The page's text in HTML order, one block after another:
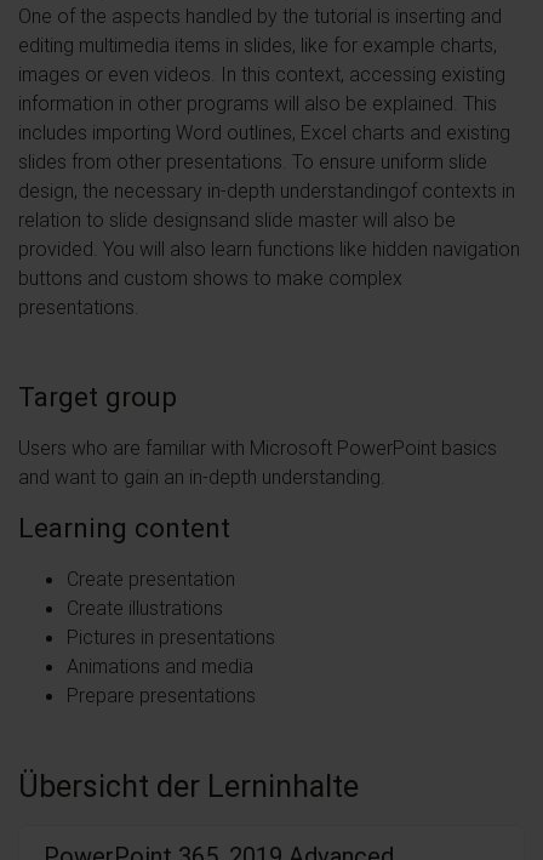
One of the aspects handled by the tutorial is inserting and
editing multimedia items in slides, like for example charts,
images or even videos. In this context, accessing existing
information in other programs will also be explained. This
includes importing Word outlines, Excel charts and existing
slides from other presentations. To ensure uniform slide
design, the necessary in-depth understandingof contexts in
relation to slide designsand slide master will also be
provided. You will also learn functions like hidden navigation
buttons and custom shows to make complex
presentations.
Target group
Users who are familiar with Microsoft PowerPoint basics
and want to gain an in-depth understanding.
Learning content
Create presentation
Create illustrations
Pictures in presentations
Animations and media
Prepare presentations
Übersicht der Lerninhalte